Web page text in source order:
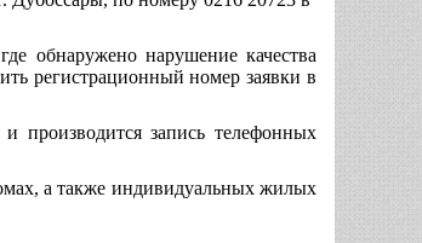
обнаружено нарушение качества
регистрационный номер заявки в
производится запись телефонных
а также индивидуальных жилых